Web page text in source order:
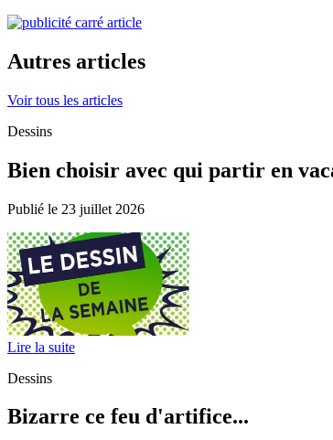
Autres articles
Voir tous les articles
Dessins
Bien choisir avec qui partir en
Publié le 23 juillet 2026
Lire la suite
Dessins
Bizarre ce feu d'artifice...